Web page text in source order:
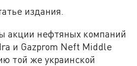
издания.
акции нефтяных компаний
и Gazprom Neft Middle
той же украинской